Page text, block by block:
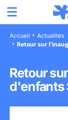
Aller à la recherche
Aller au pied de page
Accueil
Actualités
Retour sur
Retour
d'enfants